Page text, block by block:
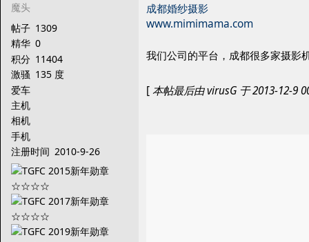
魔头
帖子 1309
精华 0
积分 11404
激骚 135 度
爱车
主机
相机
手机
注册时间 2010-9-26
成都婚纱摄影
www.mimimama.com
我们公司的平台，成都很多家摄影
[本帖最后由 virusG 于 2013-12-9